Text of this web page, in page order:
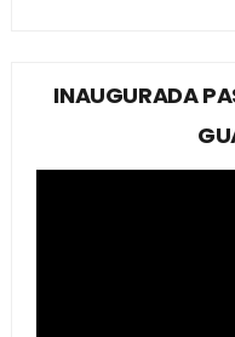
INAUGURADA